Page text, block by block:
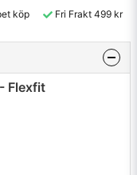
köp Fri Frakt 499 kr
Flexfit